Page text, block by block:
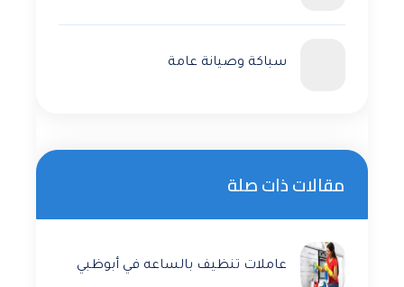
سباكة وصيانة عامة
مقالات ذات صلة
عاملات تنظيف بالساعه في أبوظبي